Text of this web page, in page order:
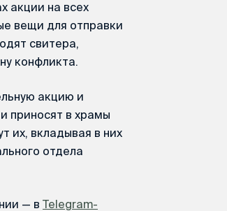
акции на всех
вещи для отправки
свитера,
конфликта.
акцию и
приносят в храмы
их, вкладывая в них
отдела
— в Telegram-